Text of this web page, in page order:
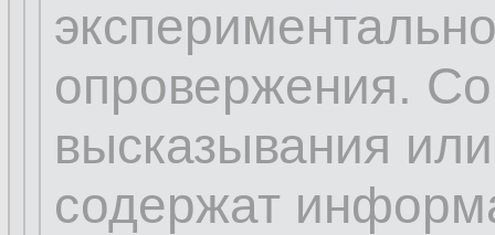
опровержения.
высказывания
содержат